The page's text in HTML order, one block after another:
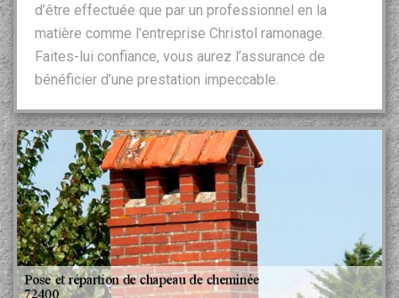
d’être effectuée que par un professionnel en la
matière comme l’entreprise Christol ramonage.
Faites-lui confiance, vous aurez l’assurance de
bénéficier d’une prestation impeccable.